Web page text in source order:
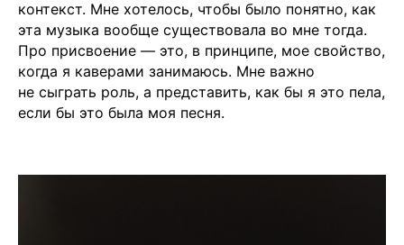
контекст. Мне хотелось, чтобы было понятно, как
эта музыка вообще существовала во мне тогда.
Про присвоение — это, в принципе, мое свойство,
когда я каверами занимаюсь. Мне важно
не сыграть роль, а представить, как бы я это пела,
если бы это была моя песня.